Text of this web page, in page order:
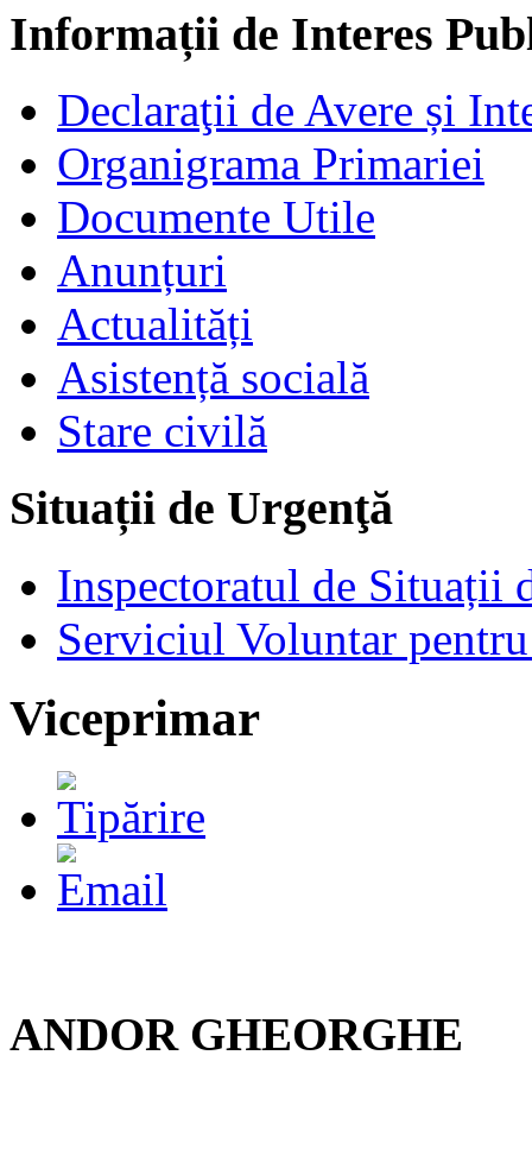
Informații de Interes
Declaraţii de Avere și
Organigrama Primariei
Documente Utile
Anunțuri
Actualități
Asistență socială
Stare civilă
Situații de Urgenţă
Inspectoratul de Situații
Serviciul Voluntar
Viceprimar
ANDOR GHEORGHE